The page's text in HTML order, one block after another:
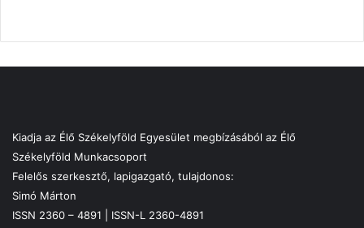
Kiadja az Élő Székelyföld Egyesület megbízásából az Élő
Székelyföld Munkacsoport
Felelős szerkesztő, lapigazgató, tulajdonos:
Simó Márton
ISSN 2360 – 4891 | ISSN-L 2360-4891